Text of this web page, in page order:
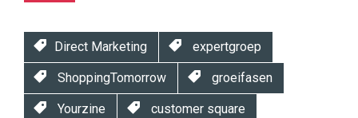
Direct Marketing expertgroep
ShoppingTomorrow groeifasen
Yourzine customer square